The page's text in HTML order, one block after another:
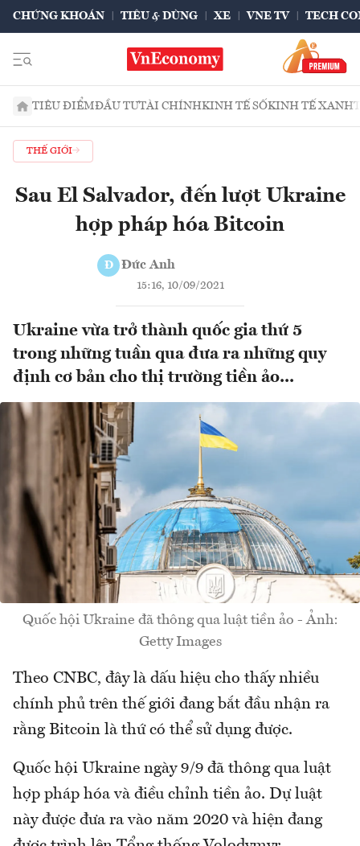
CHỨNG KHOÁN TIÊU & DÙNG XE VNE TV TECH
TIÊU ĐIỂMĐẦU TƯTÀI CHÍNHKINH TẾ SỐKINH TẾ XANH
THẾ GIỚI
Sau El Salvador, đến lượt Ukraine
hợp pháp hóa Bitcoin
Đ Đức Anh
15:16, 10/09/2021
Ukraine vừa trở thành quốc gia thứ 5
trong những tuần qua đưa ra những quy
định cơ bản cho thị trường tiền ảo...
Quốc hội Ukraine đã thông qua luật tiền ảo - Ảnh:
Getty Images
Theo CNBC, đây là dấu hiệu cho thấy nhiều
chính phủ trên thế giới đang bắt đầu nhận ra
rằng Bitcoin là thứ có thể sử dụng được.
Quốc hội Ukraine ngày 9/9 đã thông qua luật
hợp pháp hóa và điều chỉnh tiền ảo. Dự luật
này được đưa ra vào năm 2020 và hiện đang